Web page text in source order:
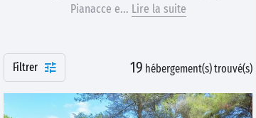
Pianacce e... Lire la suite
Filtrer 19 hébergement(s) trouvé(s)